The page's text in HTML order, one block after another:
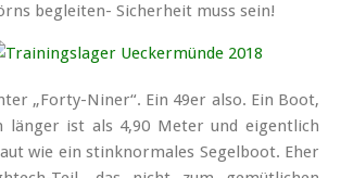
begleiten- Sicher­heit muss sein!
„Forty-Niner“. Ein 49er also. Ein Boot,
länger ist als 4,90 Meter und eigent­lich
wie ein stink­normales Segel­boot. Eher